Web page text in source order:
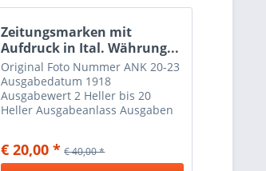
Zeitungsmarken mit
Aufdruck in Ital. Währung...
Original Foto Nummer ANK 20-23
Ausgabedatum 1918
Ausgabewert 2 Heller bis 20
Heller Ausgabeanlass Ausgaben
€ 20,00 * € 40,00 *